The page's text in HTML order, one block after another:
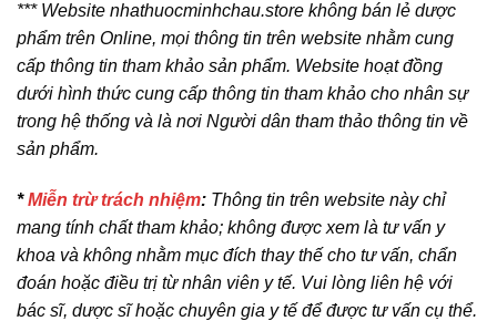
*** Website nhathuocminhchau.store không bán lẻ dược
phẩm trên Online, mọi thông tin trên website nhằm cung
cấp thông tin tham khảo sản phẩm. Website hoạt đồng
dưới hình thức cung cấp thông tin tham khảo cho nhân sự
trong hệ thống và là nơi Người dân tham thảo thông tin về
sản phẩm.
*Miễn trừ trách nhiệm: Thông tin trên website này chỉ
mang tính chất tham khảo; không được xem là tư vấn y
khoa và không nhằm mục đích thay thế cho tư vấn, chẩn
đoán hoặc điều trị từ nhân viên y tế. Vui lòng liên hệ với
bác sĩ, dược sĩ hoặc chuyên gia y tế để được tư vấn cụ thể.